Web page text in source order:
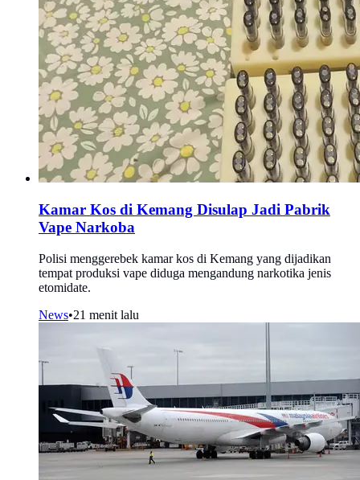
Kamar Kos di Kemang Disulap Jadi Pabrik
Vape Narkoba
Polisi menggerebek kamar kos di Kemang yang dijadikan
tempat produksi vape diduga mengandung narkotika jenis
etomidate.
News•21 menit lalu